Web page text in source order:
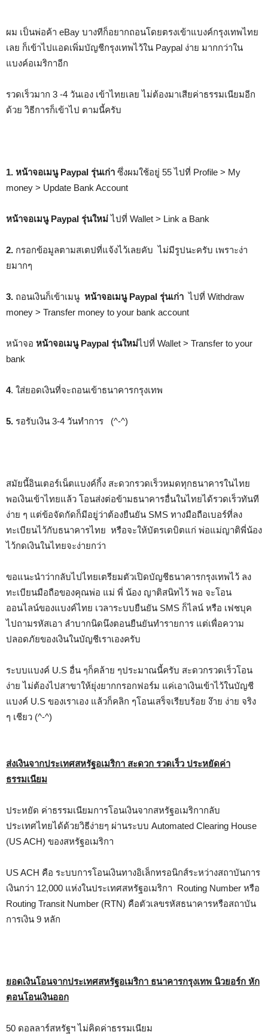
ผม เป็นพ่อค้า eBay บางทีก็อยากถอนโดยตรงเข้าแบงค์กรุงเทพไทย
เลย ก็เข้าไปแอดเพิ่มบัญชีกรุงเทพไว้ใน Paypal ง่าย มากกว่าใน
แบงค์อเมริกาอีก
รวดเร็วมาก 3 -4 วันเอง เข้าไทยเลย ไม่ต้องมาเสียค่าธรรมเนียมอีก
ด้วย วิธีการก็เข้าไป ตามนี้ครับ
1. หน้าจอเมนู Paypal รุ่นเก่า ซึ่งผมใช้อยู่ 55 ไปที่ Profile > My
money > Update Bank Account
หน้าจอเมนู Paypal รุ่นใหม่ไปที่ Wallet > Link a Bank
2. กรอกข้อมูลตามสเตปที่แจ้งไว้เลยคับ ไม่มีรูปนะครับ เพราะง่า
ยมากๆ
3. ถอนเงินก็เข้าเมนู หน้าจอเมนู Paypal รุ่นเก่า ไปที่ Withdraw
money > Transfer money to your bank account
หน้าจอ หน้าจอเมนู Paypal รุ่นใหม่ไปที่ Wallet > Transfer to your
bank
4. ใส่ยอดเงินที่จะถอนเข้าธนาคารกรุงเทพ
5. รอรับเงิน 3-4 วันทำการ (^-^)
สมัยนี้อินเตอร์เน็ตแบงค์กิ้ง สะดวกรวดเร็วหมดทุกธนาคารในไทย
พอเงินเข้าไทยแล้ว โอนส่งต่อข้ามธนาคารอื่นในไทยได้รวดเร็วทันที
ง่าย ๆ แต่ข้อจัดกัดก็มีอยู่ว่าต้องยืนยัน SMS ทางมือถือเบอร์ที่ลง
ทะเบียนไว้กับธนาคารไทย หรือจะให้บัตรเดบิตแก่ พ่อแม่ญาติพี่น้อง
ไว้กดเงินในไทยจะง่ายกว่า
ขอแนะนำว่ากลับไปไทยเตรียมตัวเปิดบัญชีธนาคารกรุงเทพไว้ ลง
ทะเบียนมือถือของคุณพ่อ แม่ พี่ น้อง ญาติสนิทไว้ พอ จะโอน
ออนไลน์ของแบงค์ไทย เวลาระบบยืนยัน SMS ก็ไลน์ หรือ เฟชบุค
ไปถามรหัสเอา ลำบากนิดนึงตอนยืนยันทำรายการ แต่เพื่อความ
ปลอดภัยของเงินในบัญชีเราเองครับ
ระบบแบงค์ U.S อื่น ๆก็คล้าย ๆประมาณนี้ครับ สะดวกรวดเร็วโอน
ง่าย ไม่ต้องไปสาขาให้ยุ่งยากกรอกฟอร์ม แค่เอาเงินเข้าไว้ในบัญชี
แบงค์ U.S ของเราเอง แล้วก็คลิก ๆโอนเสร็จเรียบร้อย ง๊าย ง่าย จริง
ๆ เชียว (^-^)
ส่งเงินจากประเทศสหรัฐอเมริกา สะดวก รวดเร็ว ประหยัดค่า
ธรรมเนียม
ประหยัด ค่าธรรมเนียมการโอนเงินจากสหรัฐอเมริกากลับ
ประเทศไทยได้ด้วยวิธีง่ายๆ ผ่านระบบ Automated Clearing House
(US ACH) ของสหรัฐอเมริกา
US ACH คือ ระบบการโอนเงินทางอิเล็กทรอนิกส์ระหว่างสถาบันการ
เงินกว่า 12,000 แห่งในประเทศสหรัฐอเมริกา Routing Number หรือ
Routing Transit Number (RTN) คือตัวเลขรหัสธนาคารหรือสถาบัน
การเงิน 9 หลัก
ยอดเงินโอนจากประเทศสหรัฐอเมริกา ธนาคารกรุงเทพ นิวยอร์ก หัก
ตอนโอนเงินออก
50 ดอลลาร์สหรัฐฯ ไม่คิดค่าธรรมเนียม